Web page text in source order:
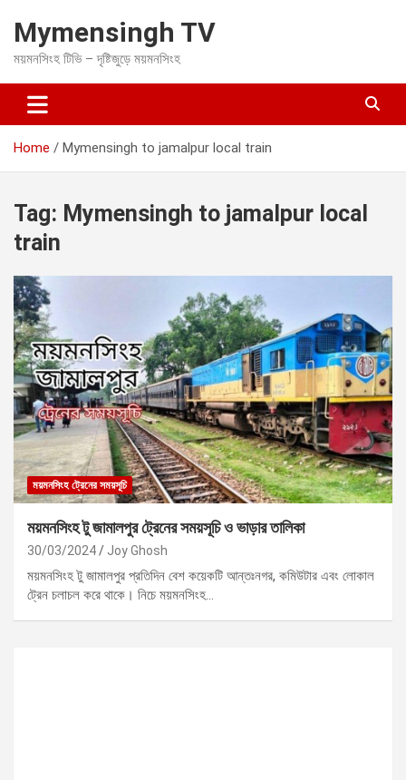
t
c
Mymensingh TV
ময়মনসিংহ টিভি – দৃষ্টিজুড়ে ময়মনসিংহ
Home Mymensingh to jamalpur local train
Tag: Mymensingh to jamalpur local
train
ময়মনসিংহ ট্রেনের সময়সূচি
ময়মনসিংহ টু জামালপুর ট্রেনের সময়সূচি ও ভাড়ার তালিকা
30/03/2024 Joy Ghosh
ময়মনসিংহ টু জামালপুর প্রতিদিন বেশ কয়েকটি আন্তঃনগর, কমিউটার এবং লোকাল
ট্রেন চলাচল করে থাকে। নিচে ময়মনসিংহ…